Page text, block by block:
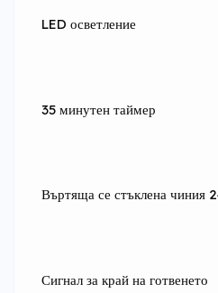
LED осветление
35 минутен таймер
Въртяща се стъклена чиния
Сигнал за край на готвенето